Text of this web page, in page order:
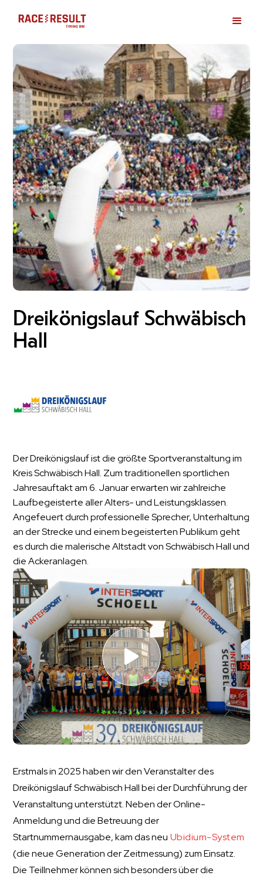
Dreikönigslauf Schwäbisch
Hall
Der Dreikönigslauf ist die größte Sportveranstaltung im
Kreis Schwäbisch Hall. Zum traditionellen sportlichen
Jahresauftakt am 6. Januar erwarten wir zahlreiche
Laufbegeisterte aller Alters- und Leistungsklassen.
Angefeuert durch professionelle Sprecher, Unterhaltung
an der Strecke und einem begeisterten Publikum geht
es durch die malerische Altstadt von Schwäbisch Hall und
die Ackeranlagen.
Erstmals in 2025 haben wir den Veranstalter des
Dreikönigslauf Schwäbisch Hall bei der Durchführung der
Veranstaltung unterstützt. Neben der Online-
Anmeldung und die Betreuung der
Startnummernausgabe, kam das neu Ubidium-System
(die neue Generation der Zeitmessung) zum Einsatz.
Die Teillnehmer können sich besonders über die